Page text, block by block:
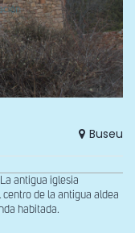
Buseu
antigua iglesia
de la antigua aldea
habitada.